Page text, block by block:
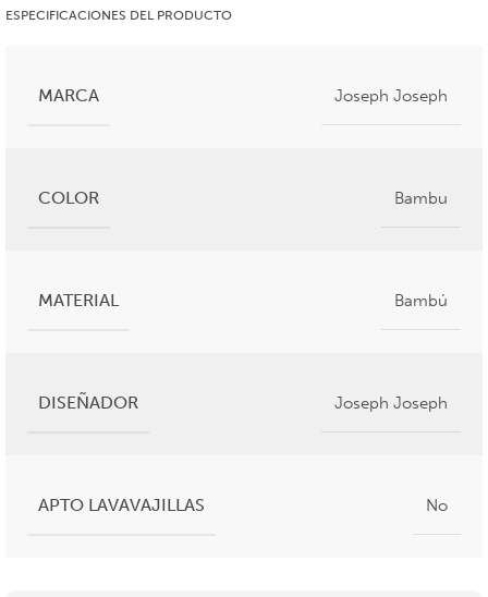
ESPECIFICACIONES DEL PRODUCTO
MARCA Joseph Joseph
COLOR Bambu
MATERIAL Bambú
DISEÑADOR Joseph Joseph
APTO LAVAVAJILLAS No